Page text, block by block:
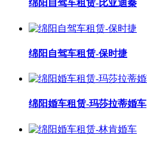
绵阳自驾车租赁-比亚迪秦
绵阳自驾车租赁-保时捷
绵阳婚车租赁-玛莎拉蒂婚车